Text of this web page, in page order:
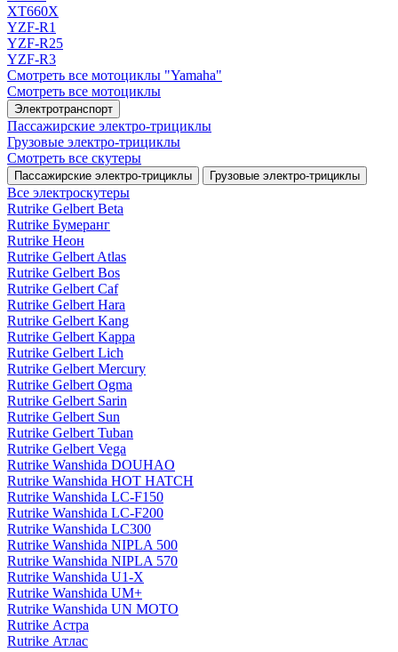
XT660X
YZF-R1
YZF-R25
YZF-R3
Смотреть все мотоциклы "Yamaha"
Смотреть все мотоциклы
Электротранспорт
Пассажирские электро‑трициклы
Грузовые электро‑трициклы
Смотреть все скутеры
Пассажирские электро‑трициклы Грузовые электро‑трициклы
Все электро­скутеры
Rutrike Gelbert Beta
Rutrike Бумеранг
Rutrike Неон
Rutrike Gelbert Atlas
Rutrike Gelbert Bos
Rutrike Gelbert Caf
Rutrike Gelbert Hara
Rutrike Gelbert Kang
Rutrike Gelbert Kappa
Rutrike Gelbert Lich
Rutrike Gelbert Mercury
Rutrike Gelbert Ogma
Rutrike Gelbert Sarin
Rutrike Gelbert Sun
Rutrike Gelbert Tuban
Rutrike Gelbert Vega
Rutrike Wanshida DOUHAO
Rutrike Wanshida HOT HATCH
Rutrike Wanshida LC-F150
Rutrike Wanshida LC-F200
Rutrike Wanshida LC300
Rutrike Wanshida NIPLA 500
Rutrike Wanshida NIPLA 570
Rutrike Wanshida U1-X
Rutrike Wanshida UM+
Rutrike Wanshida UN MOTO
Rutrike Астра
Rutrike Атлас